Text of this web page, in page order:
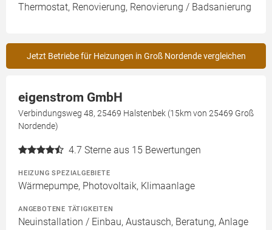
Thermostat, Renovierung, Renovierung / Badsanierung
Jetzt Betriebe für Heizungen in Groß Nordende vergleichen
eigenstrom GmbH
Verbindungsweg 48, 25469 Halstenbek (15km von 25469 Groß
Nordende)
4.7 Sterne aus 15 Bewertungen
HEIZUNG SPEZIALGEBIETE
Wärmepumpe, Photovoltaik, Klimaanlage
ANGEBOTENE TÄTIGKEITEN
Neuinstallation / Einbau, Austausch, Beratung, Anlage